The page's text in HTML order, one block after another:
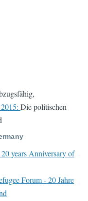
Die politischen
years Anniversary of
Forum - 20 Jahre